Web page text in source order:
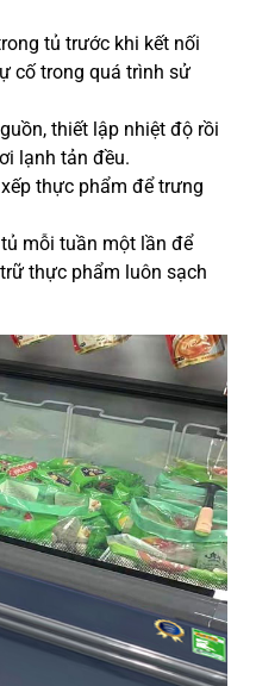
tủ trước khi kết nối
cố trong quá trình sử
thiết lập nhiệt độ rồi
lạnh tản đều.
thực phẩm để trưng
mỗi tuần một lần để
thực phẩm luôn sạch